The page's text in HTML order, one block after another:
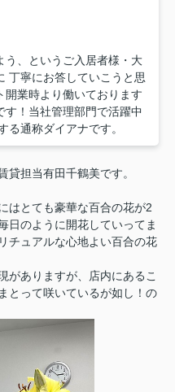
う、というご入居者様・大
丁寧にお答していこうと思
開業時より働いております
す！当社管理部門で活躍中
る通称ダイアナです。
貸担当有田千鶴美です。
はとても豪華な百合の花が2
日のように開花していってま
チュアルな心地よい百合の花
がありますが、店内にあるこ
とって咲いているが如し！の